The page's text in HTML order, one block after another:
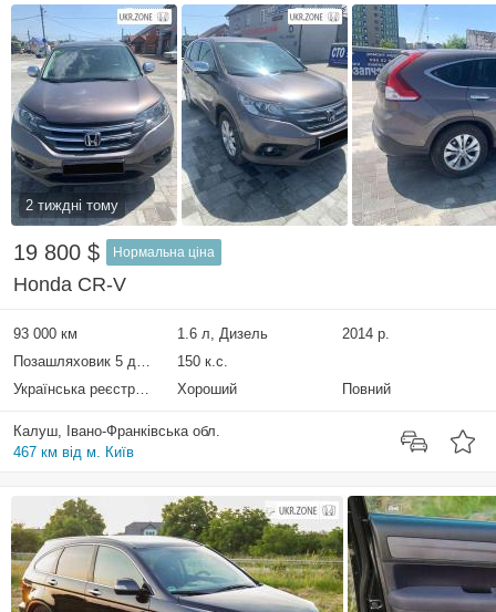
2 тиждні тому
19 800 $ Нормальна ціна
Honda CR-V
93 000 км 1.6 л, Дизель
2014 р.
Позашляховик 5 дверей
150 к.с.
Українська реєстрація
Хороший Повний
Калуш, Івано-Франківська обл.
467 км від м. Київ